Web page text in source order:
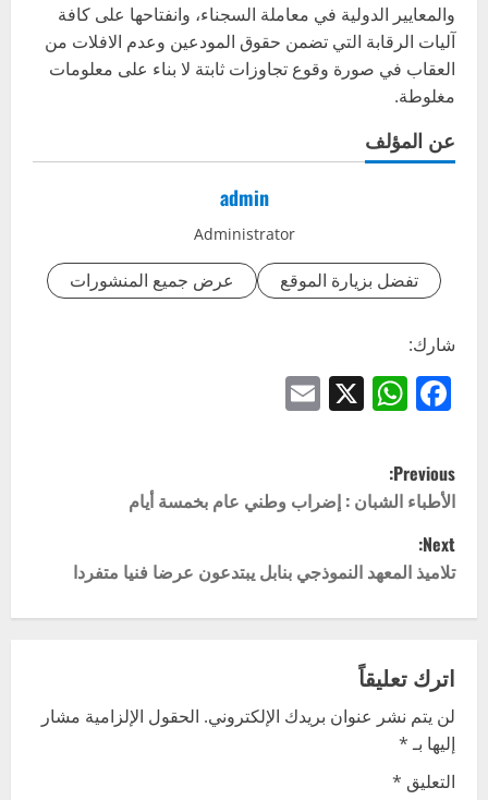
والمعايير الدولية في معاملة السجناء، وانفتاحها على كافة
آليات الرقابة التي تضمن حقوق المودعين وعدم الافلات من
العقاب في صورة وقوع تجاوزات ثابتة لا بناء على معلومات
مغلوطة.
عن المؤلف
admin
Administrator
تفضل بزيارة الموقع عرض جميع المنشورات
شارك:
Facebook
WhatsApp
X
P
o
s
a
v
i
Previous:
الأطباء الشبان : إضراب وطني عام بخمسة أيام
Next:
تلاميذ المعهد النموذجي بنابل يبتدعون عرضا فنيا متفردا
اترك تعليقاً
لن يتم نشر عنوان بريدك الإلكتروني. الحقول الإلزامية مشار
إليها بـ*
التعليق *